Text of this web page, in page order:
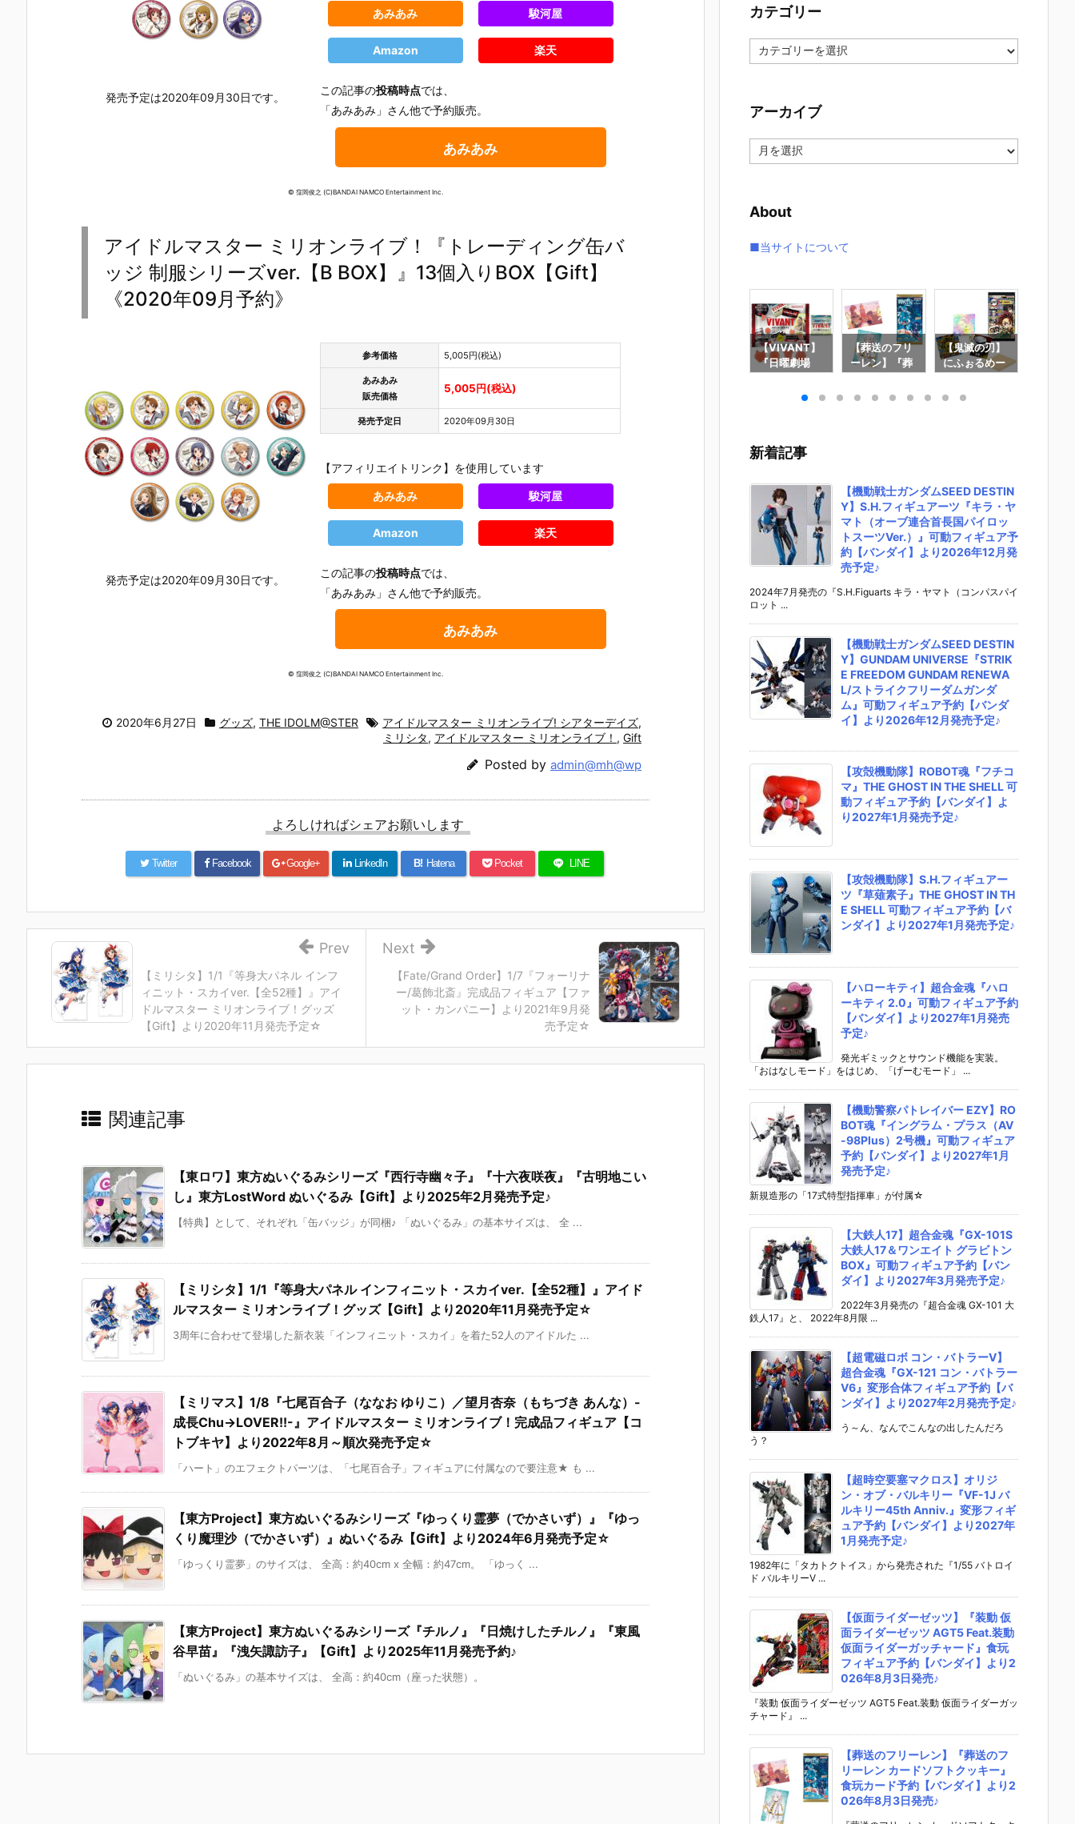
発売予定は2020年09月30日です。
あみあみ 駿河屋
Amazon 楽天
この記事の投稿時点では、
「あみあみ」さん他で予約販売。
あみあみ
© 窪岡俊之 (C)BANDAI NAMCO Entertainment Inc.
アイドルマスター ミリオンライブ！『トレーディング缶バ
ッジ 制服シリーズver.【B BOX】』13個入りBOX【Gift】
《2020年09月予約》
発売予定は2020年09月30日です。
参考価格 5,005円(税込)
あみあみ
販売価格
5,005円(税込)
発売予定日 2020年09月30日
【アフィリエイトリンク】を使用しています
あみあみ 駿河屋
Amazon 楽天
この記事の投稿時点では、
「あみあみ」さん他で予約販売。
あみあみ
© 窪岡俊之 (C)BANDAI NAMCO Entertainment Inc.
2020年6月27日 グッズ, THE IDOLM@STER アイドルマスター ミリオンライブ! シアターデイズ,
ミリシタ, アイドルマスター ミリオンライブ！ , Gift
Posted by admin@mh@wp
よろしければシェアお願いします
Twitter Facebook Google+ LinkedIn B! Hatena Pocket LINE
【Fate/Grand Order】1/7『フォーリナ
ー/葛飾北斎』完成品フィギュア【ファ
ット・カンパニー】より2021年9月発
売予定☆
Next
【ミリシタ】1/1『等身大パネル インフ
ィニット・スカイver.【全52種】』アイ
ドルマスター ミリオンライブ！グッズ
【Gift】より2020年11月発売予定☆
Prev
関連記事
【東ロワ】東方ぬいぐるみシリーズ『西行寺幽々子』『十六夜咲夜』『古明地こい
し』東方LostWord ぬいぐるみ【Gift】より2025年2月発売予定♪
【特典】として、それぞれ「缶バッジ」が同梱♪ 「ぬいぐるみ」の基本サイズは、 全 ...
【ミリシタ】1/1『等身大パネル インフィニット・スカイver.【全52種】』アイド
ルマスター ミリオンライブ！グッズ【Gift】より2020年11月発売予定☆
3周年に合わせて登場した新衣装「インフィニット・スカイ」を着た52人のアイドルた ...
【ミリマス】1/8『七尾百合子（ななお ゆりこ）／望月杏奈（もちづき あんな）-
成長Chu→LOVER!!-』アイドルマスター ミリオンライブ！完成品フィギュア【コ
トブキヤ】より2022年8月～順次発売予定☆
「ハート」のエフェクトパーツは、「七尾百合子」フィギュアに付属なので要注意★ も ...
【東方Project】東方ぬいぐるみシリーズ『ゆっくり霊夢（でかさいず）』『ゆっ
くり魔理沙（でかさいず）』ぬいぐるみ【Gift】より2024年6月発売予定☆
「ゆっくり霊夢」のサイズは、 全高：約40cm x 全幅：約47cm。 「ゆっく ...
【東方Project】東方ぬいぐるみシリーズ『チルノ』『日焼けしたチルノ』『東風
谷早苗』『洩矢諏訪子』【Gift】より2025年11月発売予約♪
「ぬいぐるみ」の基本サイズは、 全高：約40cm（座った状態）。
カテゴリー
カ
テ
ー
アーカイブ
ー
ブ
About
■当サイトについて
ィチャーム S
KZOO（スキ
ズー）』食玩
グッズ予約
【バンダイ】
より2026年8
月3日発売♪
ちどーる』食
玩フィギュア
予約【バンダ
イ】より202
6年8月3日発
売♪
【サンリオ】
バルーンポッ
プチャーム&
グミ』食玩グ
ッズ予約【バ
ンダイ】より
2026年8月3
日発売♪
【ちいかわ】
『ちいかわ ホ
イップマグ ボ
ーロつき』食
玩グッズ予約
【バンダイ】
【コメダ珈琲
店】『コメダ
ット＆シロノ
ワール風味チ
ョコボーロ』
イ】より202
6年7月27日
【マインクラ
スケット』食
発売♪
【VIVANT】
『日曜劇場
ステッカー付
2026年7月2
【葬送のフリ
ーレン】『葬
ン カードソフ
売♪
【鬼滅の刃】
にふぉるめー
の刃 ディフォ
2026年8月3
日発売♪
新着記事
【機動戦士ガンダムSEED DESTIN
Y】S.H.フィギュアーツ『キラ・ヤ
マト（オーブ連合首長国パイロッ
トスーツVer.）』可動フィギュア予
約【バンダイ】より2026年12月発
売予定♪
2024年7月発売の『S.H.Figuarts キラ・ヤマト（コンパスパイ
ロット ...
【機動戦士ガンダムSEED DESTIN
Y】GUNDAM UNIVERSE『STRIK
E FREEDOM GUNDAM RENEWA
L/ストライクフリーダムガンダ
ム』可動フィギュア予約【バンダ
イ】より2026年12月発売予定♪
【攻殻機動隊】ROBOT魂『フチコ
マ』THE GHOST IN THE SHELL 可
動フィギュア予約【バンダイ】よ
り2027年1月発売予定♪
【攻殻機動隊】S.H.フィギュアー
ツ『草薙素子』THE GHOST IN TH
E SHELL 可動フィギュア予約【バ
ンダイ】より2027年1月発売予定♪
【ハローキティ】超合金魂『ハロ
ーキティ 2.0』可動フィギュア予約
【バンダイ】より2027年1月発売
予定♪
発光ギミックとサウンド機能を実装。
「おはなしモード」をはじめ、「げーむモード」 ...
【機動警察パトレイバー EZY】RO
BOT魂『イングラム・プラス（AV
-98Plus）2号機』可動フィギュア
予約【バンダイ】より2027年1月
発売予定♪
新規造形の「17式特型指揮車」が付属☆
【大鉄人17】超合金魂『GX-101S
大鉄人17＆ワンエイト グラビトン
BOX』可動フィギュア予約【バン
ダイ】より2027年3月発売予定♪
2022年3月発売の『超合金魂 GX-101 大
鉄人17』と、 2022年8月限 ...
【超電磁ロボ コン・バトラーV】
超合金魂『GX-121 コン・バトラー
V6』変形合体フィギュア予約【バ
ンダイ】より2027年2月発売予定♪
う～ん、なんでこんなの出したんだろ
う？
【超時空要塞マクロス】オリジ
ン・オブ・バルキリー『VF-1J バ
ルキリー45th Anniv.』変形フィギ
ュア予約【バンダイ】より2027年
1月発売予定♪
1982年に「タカトクトイス」から発売された『1/55 バトロイ
ド バルキリーV ...
【仮面ライダーゼッツ】『装動 仮
面ライダーゼッツ AGT5 Feat.装動
仮面ライダーガッチャード』食玩
フィギュア予約【バンダイ】より2
026年8月3日発売♪
『装動 仮面ライダーゼッツ AGT5 Feat.装動 仮面ライダーガッ
チャード』 ...
【葬送のフリーレン】『葬送のフ
リーレン カードソフトクッキー』
食玩カード予約【バンダイ】より2
026年8月3日発売♪